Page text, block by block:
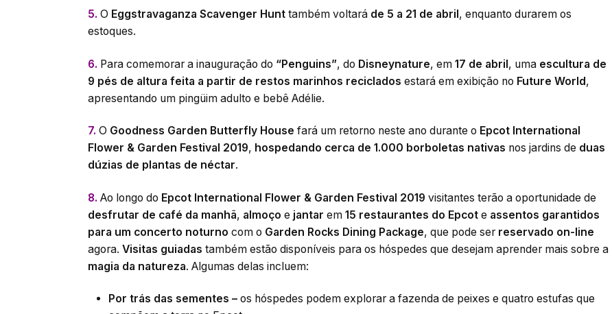
5. O Eggstravaganza Scavenger Hunt também voltará de 5 a 21 de abril, enquanto durarem os
estoques.
6. Para comemorar a inauguração do “Penguins”, do Disneynature, em 17 de abril, uma escultura de
9 pés de altura feita a partir de restos marinhos reciclados estará em exibição no Future World,
apresentando um pingüim adulto e bebê Adélie.
7. O Goodness Garden Butterfly House fará um retorno neste ano durante o Epcot International
Flower & Garden Festival 2019, hospedando cerca de 1.000 borboletas nativas nos jardins de duas
dúzias de plantas de néctar.
8. Ao longo do Epcot International Flower & Garden Festival 2019 visitantes terão a oportunidade de
desfrutar de café da manhã, almoço e jantar em 15 restaurantes do Epcot e assentos garantidos
para um concerto noturno com o Garden Rocks Dining Package, que pode ser reservado on-line
agora. Visitas guiadas também estão disponíveis para os hóspedes que desejam aprender mais sobre a
magia da natureza. Algumas delas incluem:
Por trás das sementes – os hóspedes podem explorar a fazenda de peixes e quatro estufas que